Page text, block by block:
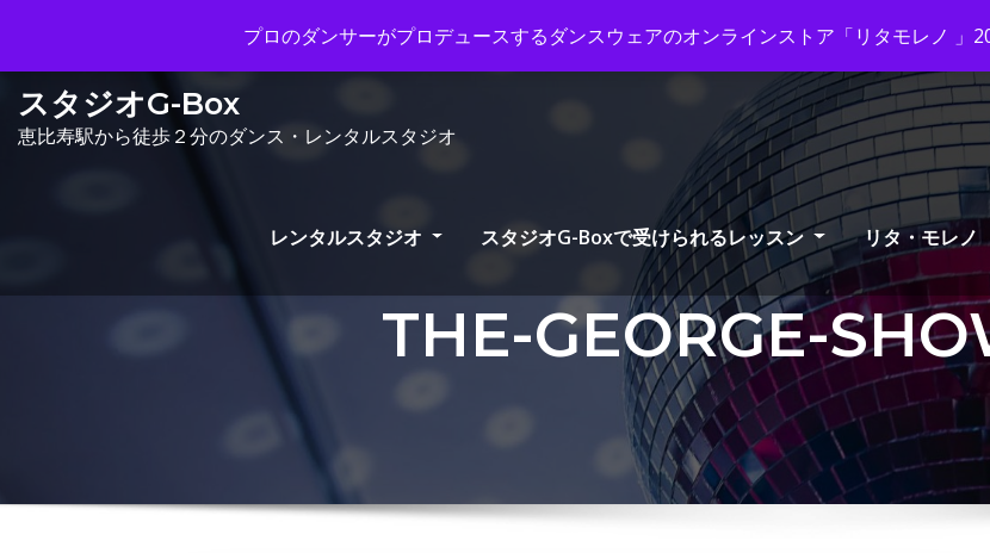
Mon - Sun 10.00 - 23.00 info@gbox-tango.com +03-6231-0170
スタジオG-Box
恵比寿駅から徒歩２分のダンス・レンタルスタジオ
レンタルスタジオ スタジオG-Boxで受けられるレッスン リタ・モレノ
THE-GEORGE-
プロのダンサーがプロデュースするダンスウェアのオンラインストア「リタモレノ 」